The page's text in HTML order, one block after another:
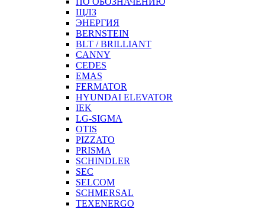
ЩЛЗ
ЭНЕРГИЯ
BERNSTEIN
BLT / BRILLIANT
CANNY
CEDES
EMAS
FERMATOR
HYUNDAI ELEVATOR
IEK
LG-SIGMA
OTIS
PIZZATO
PRISMA
SCHINDLER
SEC
SELCOM
SCHMERSAL
TEXENERGO